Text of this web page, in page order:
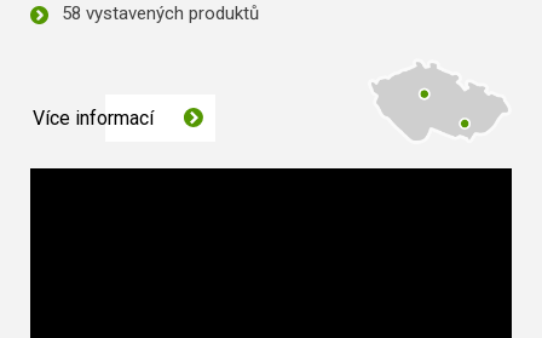
58 vystavených produktů
Více informací